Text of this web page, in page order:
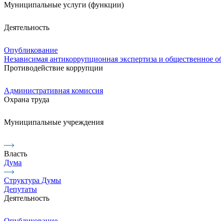
Муниципальные услуги (функции)
Деятельность
Опубликование
Независимая антикоррупционная экспертиза и общественное
Противодействие коррупции
Административная комиссия
Охрана труда
Муниципальные учреждения
Власть
Дума
Структура Думы
Депутаты
Деятельность